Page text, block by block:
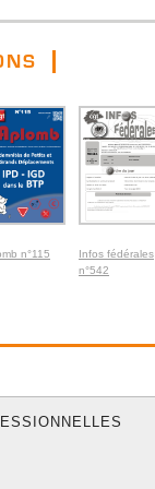
n°115
Infos fédérales
n°542